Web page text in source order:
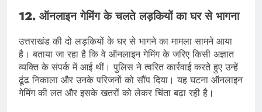
12. ऑनलाइन गेमिंग के चलते लड़कियों का घर से भागना
उत्तराखंड की दो लड़कियों के घर से भागने का मामला सामने आया
है। बताया जा रहा है कि वे ऑनलाइन गेमिंग के जरिए किसी अज्ञात
व्यक्ति के संपर्क में आई थीं। पुलिस ने त्वरित कार्रवाई करते हुए उन्हें
ढूंढ निकाला और उनके परिजनों को सौंप दिया। यह घटना ऑनलाइन
गेमिंग की लत और इसके खतरों को लेकर चिंता बढ़ा रही है।